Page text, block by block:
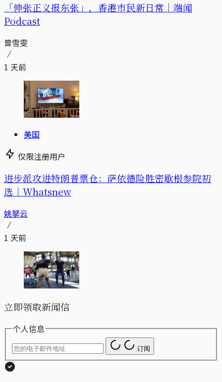
「伸张正义报东张」，香港市民新日常｜端闻
Podcast
曾雪雯
1 天前
美国
仅限注册用户
进步派攻进特朗普票仓：萨依德险胜密歇根参院初
选｜Whatsnew
姚拏云
1 天前
立即领取新闻信
个人信息
订阅